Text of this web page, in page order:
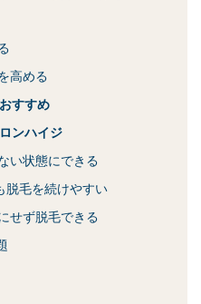
高める
すすめ
ンハイジ
い状態にできる
脱毛を続けやすい
せず脱毛できる